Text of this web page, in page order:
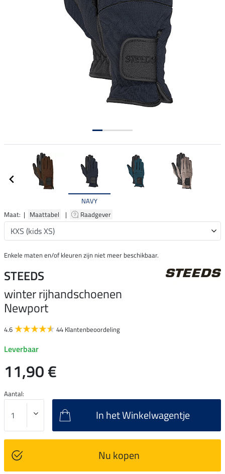
NAVY
Maat: | Maattabel | Raadgever
Enkele maten en/of kleuren zijn niet meer beschikbaar.
STEEDS
winter rijhandschoenen
Newport
4.6 44 Klantenbeoordeling
Leverbaar
11,90 €
Aantal:
In het Winkelwagentje
Nu kopen